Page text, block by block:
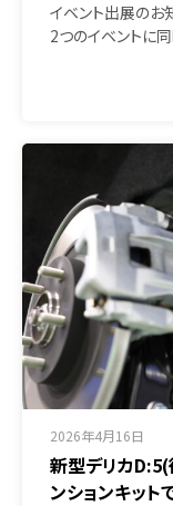
イベント出展の
2つのイベントに
2026年4月16日
新型デリカD:5(
ンションキット